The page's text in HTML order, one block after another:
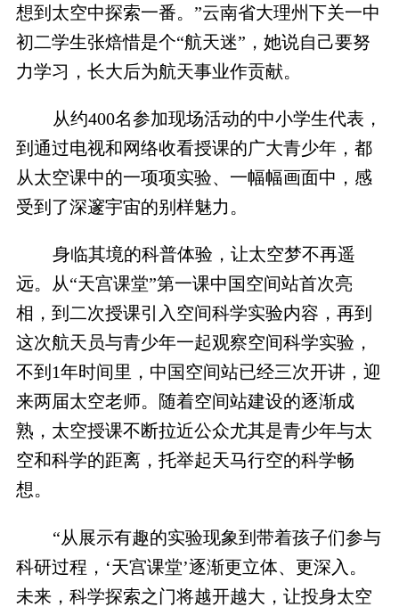
想到太空中探索一番。”云南省大理州下关一中
初二学生张焙惜是个“航天迷”，她说自己要努
力学习，长大后为航天事业作贡献。
从约400名参加现场活动的中小学生代表，
到通过电视和网络收看授课的广大青少年，都
从太空课中的一项项实验、一幅幅画面中，感
受到了深邃宇宙的别样魅力。
身临其境的科普体验，让太空梦不再遥
远。从“天宫课堂”第一课中国空间站首次亮
相，到二次授课引入空间科学实验内容，再到
这次航天员与青少年一起观察空间科学实验，
不到1年时间里，中国空间站已经三次开讲，迎
来两届太空老师。随着空间站建设的逐渐成
熟，太空授课不断拉近公众尤其是青少年与太
空和科学的距离，托举起天马行空的科学畅
想。
“从展示有趣的实验现象到带着孩子们参与
科研过程，‘天宫课堂’逐渐更立体、更深入。
未来，科学探索之门将越开越大，让投身太空